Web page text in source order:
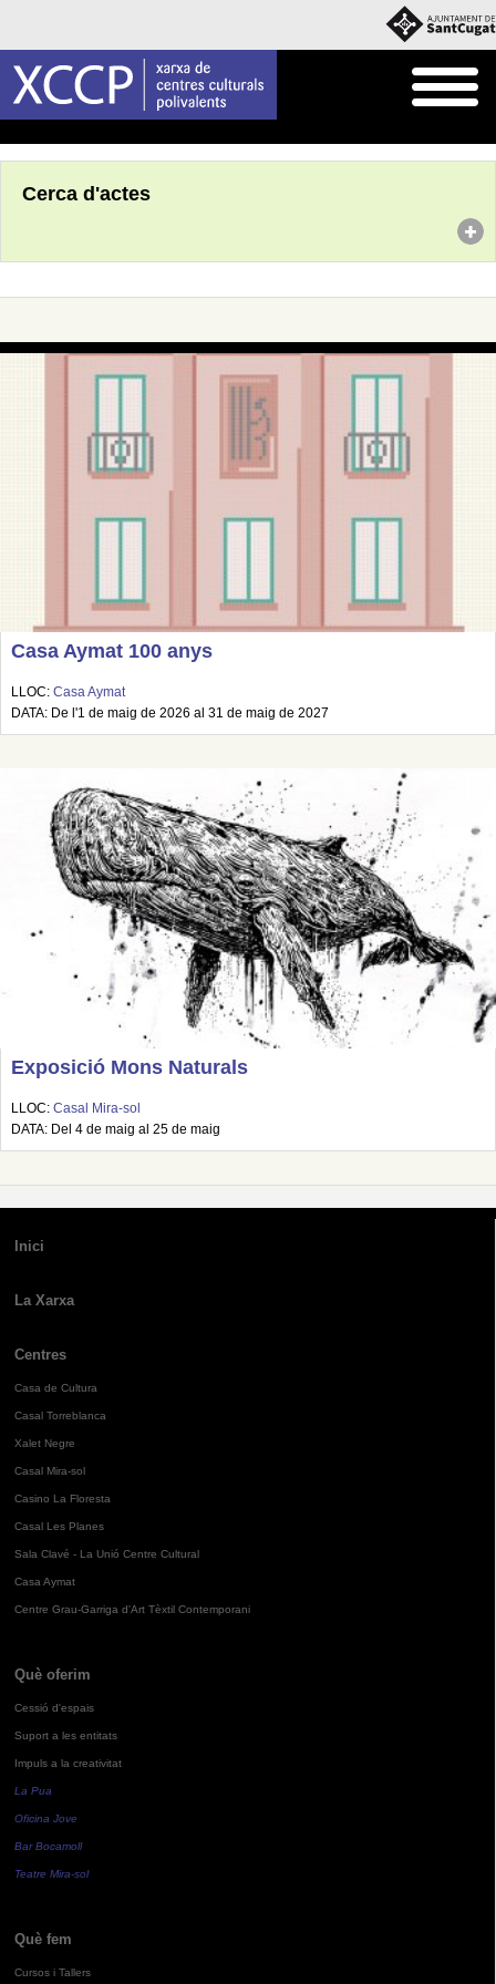
Cerca d'actes
Casa Aymat 100 anys
LLOC: Casa Aymat
DATA: De l'1 de maig de 2026 al 31 de maig de 2027
Exposició Mons Naturals
LLOC: Casal Mira-sol
DATA: Del 4 de maig al 25 de maig
Inici
La Xarxa
Centres
Casa de Cultura
Casal Torreblanca
Xalet Negre
Casal Mira-sol
Casino La Floresta
Casal Les Planes
Sala Clavé - La Unió Centre Cultural
Casa Aymat
Centre Grau-Garriga d'Art Tèxtil Contemporani
Què oferim
Cessió d'espais
Suport a les entitats
Impuls a la creativitat
La Pua
Oficina Jove
Bar Bocamoll
Teatre Mira-sol
Què fem
Cursos i Tallers